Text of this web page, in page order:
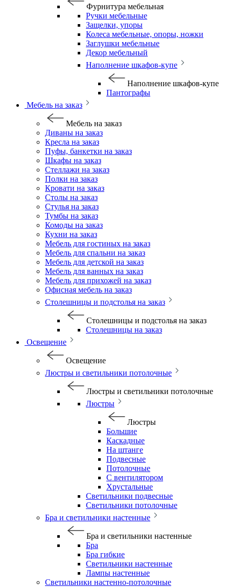
Фурнитура мебельная
Ручки мебельные
Защелки, упоры
Колеса мебельные, опоры, ножки
Заглушки мебельные
Декор мебельный
Наполнение шкафов-купе
Наполнение шкафов-купе
Пантографы
Мебель на заказ
Мебель на заказ
Диваны на заказ
Кресла на заказ
Пуфы, банкетки на заказ
Шкафы на заказ
Стеллажи на заказ
Полки на заказ
Кровати на заказ
Столы на заказ
Стулья на заказ
Тумбы на заказ
Комоды на заказ
Кухни на заказ
Мебель для гостиных на заказ
Мебель для спальни на заказ
Мебель для детской на заказ
Мебель для ванных на заказ
Мебель для прихожей на заказ
Офисная мебель на заказ
Столешницы и подстолья на заказ
Столешницы и подстолья на заказ
Столешницы на заказ
Освещение
Освещение
Люстры и светильники потолочные
Люстры и светильники потолочные
Люстры
Люстры
Большие
Каскадные
На штанге
Подвесные
Потолочные
С вентилятором
Хрустальные
Светильники подвесные
Светильники потолочные
Бра и светильники настенные
Бра и светильники настенные
Бра
Бра гибкие
Светильники настенные
Лампы настенные
Светильники настенно-потолочные